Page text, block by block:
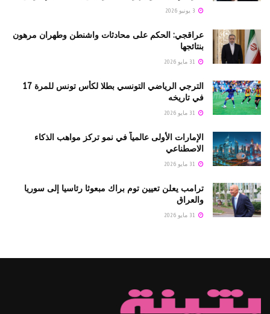
عراقجي: الحكم على محادثات واشنطن وطهران مرهون
بنتائجها
الترجي الرياضي التونسي بطلا لكأس تونس للمرة 17
في تاريخه
الإمارات الأولى عالمياً في نمو تركز مواهب الذكاء
الاصطناعي
ترامب يعلن تعيين توم براك مبعوثا رئاسيا إلى سوريا
والعراق